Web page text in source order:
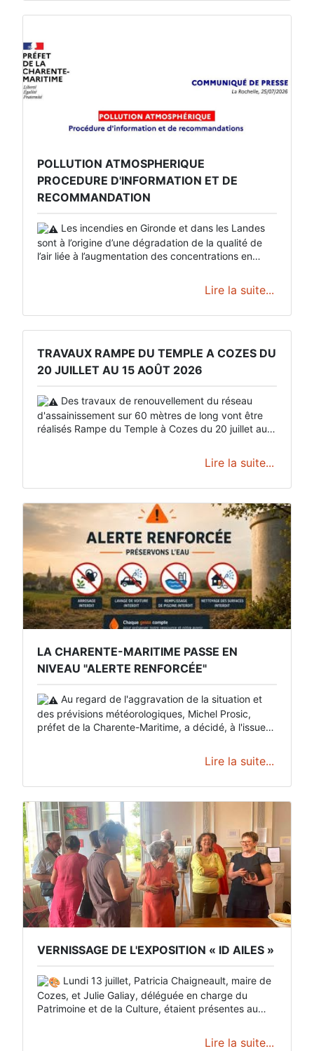
POLLUTION ATMOSPHERIQUE
PROCEDURE D'INFORMATION ET DE
RECOMMANDATION ​
Les incendies en Gironde et dans les Landes
sont à l’origine d’une dégradation de la qualité de
l’air liée à l’augmentation des concentrations en
Lire la suite...
TRAVAUX RAMPE DU TEMPLE A COZES DU
20 JUILLET AU 15 AOÛT 2026
Des travaux de renouvellement du réseau
d'assainissement sur 60 mètres de long vont être
réalisés Rampe du Temple à Cozes du 20 juillet au
Lire la suite...
LA CHARENTE-MARITIME PASSE EN
NIVEAU "ALERTE RENFORCÉE"
Au regard de l'aggravation de la situation et
des prévisions météorologiques, Michel Prosic,
préfet de la Charente-Maritime, a décidé, à l'issue
niveau "Alerte renforcée" pour les prélèvements
Lire la suite...
VERNISSAGE DE L'EXPOSITION « ID AILES »
Lundi 13 juillet, Patricia Chaigneault, maire de
Cozes, et Julie Galiay, déléguée en charge du
Patrimoine et de la Culture, étaient présentes au
Lire la suite...